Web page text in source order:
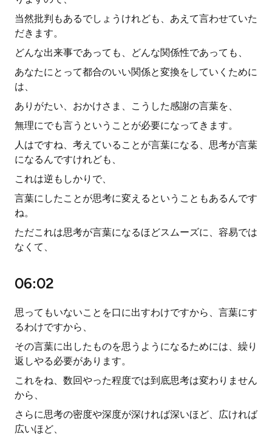
当然批判もあるでしょうけれども、あえて言わせていた
だきます。
どんな出来事であっても、どんな関係性であっても、
あなたにとって都合のいい関係と変換をしていくために
は、
ありがたい、おかけさま、こうした感謝の言葉を、
無理にでも言うということが必要になってきます。
人はですね、考えていることが言葉になる、思考が言葉
になるんですけれども、
これは逆もしかりで、
言葉にしたことが思考に変えるということもあるんです
ね。
ただこれは思考が言葉になるほどスムーズに、容易では
なくて、
06:02
思ってもいないことを口に出すわけですから、言葉にす
るわけですから、
その言葉に出したものを思うようになるためには、繰り
返しやる必要があります。
これをね、数回やった程度では到底思考は変わりません
から、
さらに思考の密度や深度が深ければ深いほど、広ければ
広いほど、